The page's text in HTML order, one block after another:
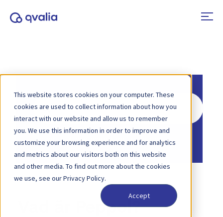
This website stores cookies on your computer. These
cookies are used to collect information about how you
interact with our website and allow us to remember
you. We use this information in order to improve and
customize your browsing experience and for analytics
and metrics about our visitors both on this website
and other media. To find out more about the cookies
we use, see our Privacy Policy.
Accept
Search
For
Home Knowledge Base Peppol
Vad är Peppol?